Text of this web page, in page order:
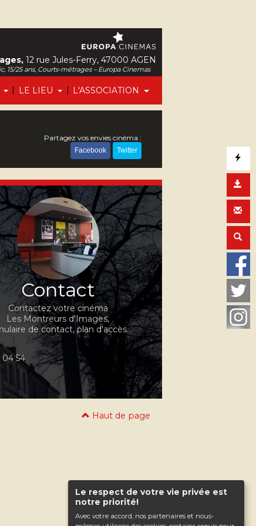
Le respect de votre vie privée est
notre priorité!
Avec votre accord, nos partenaires et nous-
| LE LIEU | L'ASSOCIATION
12 rue Jules-Ferry, 47000 AGEN
25 ans, Courts-métrages – Europa Cinemas
Partagez vos envies cinéma :
Facebook Twitter
Contact
Contactez votre cinéma
Les Montreurs d'Images,
de contact, plan d'accès...
04 54
Haut de page